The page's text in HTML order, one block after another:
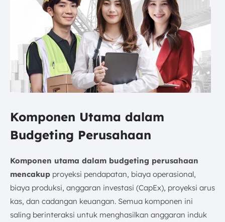
Komponen Utama dalam
Budgeting Perusahaan
Komponen utama dalam budgeting perusahaan
mencakup proyeksi pendapatan, biaya operasional,
biaya produksi, anggaran investasi (CapEx), proyeksi arus
kas, dan cadangan keuangan. Semua komponen ini
saling berinteraksi untuk menghasilkan anggaran induk